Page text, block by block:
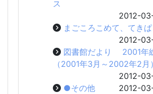
ス
2012-
まごころこめて、てきぱ
2012-
図書館だより 2001年
（2001年3月～2002年2月）
2012-
●その他
2012-